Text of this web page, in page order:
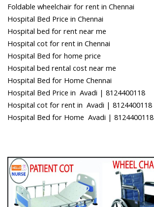
Foldable wheelchair for rent in Chennai
Hospital Bed Price in Chennai
Hospital bed for rent near me
Hospital cot for rent in Chennai
Hospital Bed for home price
Hospital bed rental cost near me
Hospital Bed for Home Chennai
Hospital Bed Price in Avadi | 8124400118
Hospital cot for rent in Avadi | 8124400118
Hospital Bed for Home Avadi | 8124400118